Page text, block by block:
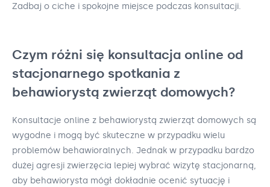
Zadbaj o ciche i spokojne miejsce podczas konsultacji.
Czym różni się konsultacja online od
stacjonarnego spotkania z
behawiorystą zwierząt domowych?
Konsultacje online z behawiorystą zwierząt domowych są
wygodne i mogą być skuteczne w przypadku wielu
problemów behawioralnych. Jednak w przypadku bardzo
dużej agresji zwierzęcia lepiej wybrać wizytę stacjonarną,
aby behawiorysta mógł dokładnie ocenić sytuację i